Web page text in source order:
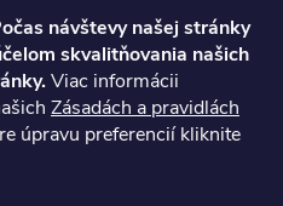
návštevy našej stránky
skvalitňovania našich
Viac informácii
Zásadách a pravidlách
úpravu preferencií kliknite
tovaru
: 7/8/2026